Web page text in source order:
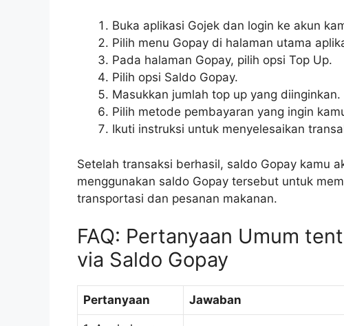
Buka aplikasi Gojek dan login ke akun
Pilih menu Gopay di halaman utama
Pada halaman Gopay, pilih opsi Top Up.
Pilih opsi Saldo Gopay.
Masukkan jumlah top up yang diinginkan.
Pilih metode pembayaran yang ingin
Ikuti instruksi untuk menyelesaikan
Setelah transaksi berhasil, saldo Gopay kamu
menggunakan saldo Gopay tersebut untuk
transportasi dan pesanan makanan.
FAQ: Pertanyaan Umum
via Saldo Gopay
Pertanyaan Jawaban